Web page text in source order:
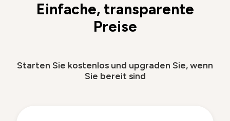
Einfache, transparente
Preise
Starten Sie kostenlos und upgraden Sie, wenn
Sie bereit sind